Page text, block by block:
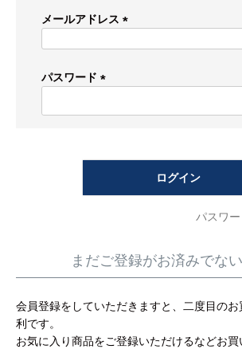
トイレ（便器）の交換はこちら
工事について
トイレ見積もりフォーム
メールアドレス
パスワード
須)
ログイン
パスワ
まだご登録がお済みでな
会員登録をしていただきますと、二度目の
利です。
お気に入り商品をご登録いただけるなどお買